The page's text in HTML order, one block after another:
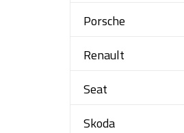
Porsche
Renault
Seat
Skoda